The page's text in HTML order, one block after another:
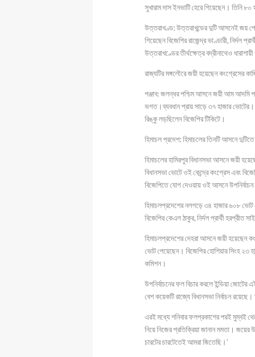
সুখারাম দাস ইনভাটি হেরে গিয়েছেন। তিনি
উত্তরাখণ্ড: উত্তরাখন্ডের দুটি আসনেই জয়
গিয়েছেন বিজেপির রাজেন্দ্র ভাণ্ডারী, নির্দল
উত্তরাখণ্ডের তীর্থক্ষেত্র বদ্রীনাথেও ধারাশায়ী
রাজ্যটির মঙ্গলৌরে জয়ী হয়েছেন কংগ্রেসের
পঞ্জাব: জলন্ধর পশ্চিম আসনে জয়ী আম আদমি
ভগত।ব্যবধান প্রায় সাড়ে ৩৭ হাজার ভোটের।
রিঙ্কু লড়ছিলেন বিজেপির টিকিটে।
হিমাচল প্রদেশ: হিমাচলের তিনটি আসনে
হিমাচলের হামিরপুর বিধানসভা আসনে জয়ী
বিধানসভা ভোটে ওই কেন্দ্রে কংগ্রেস এবং
বিজেপিতে যোগ দেওয়ায় ওই আসনে
হিমাচলপ্রদেশের নলগড়ে ৩৪ হাজার ৬০৮ ভোট
বিজেপির কেএল ঠাকুর, নির্দল প্রার্থী হরপ্রীত
হিমাচলপ্রদেশের দেহরা আসনে জয়ী হয়েছেন
ভোট পেয়েছেন। বিজেপির হোশিয়ার সিংহ ২৩
কমিশন।
উপনির্বাচনের ফল বিচার করলে ইন্ডিয়া
বেশ কয়েকটি রাজ্যে বিধানসভা নির্বাচন
এরই মধ্যে শনিবার ফলপ্রকাশের পরই মুম্বই
নিয়ে নিজের প্রতিক্রিয়া জানান মমতা। জয়ের
চারটের চারটেতেই আমরা জিতেছি।’